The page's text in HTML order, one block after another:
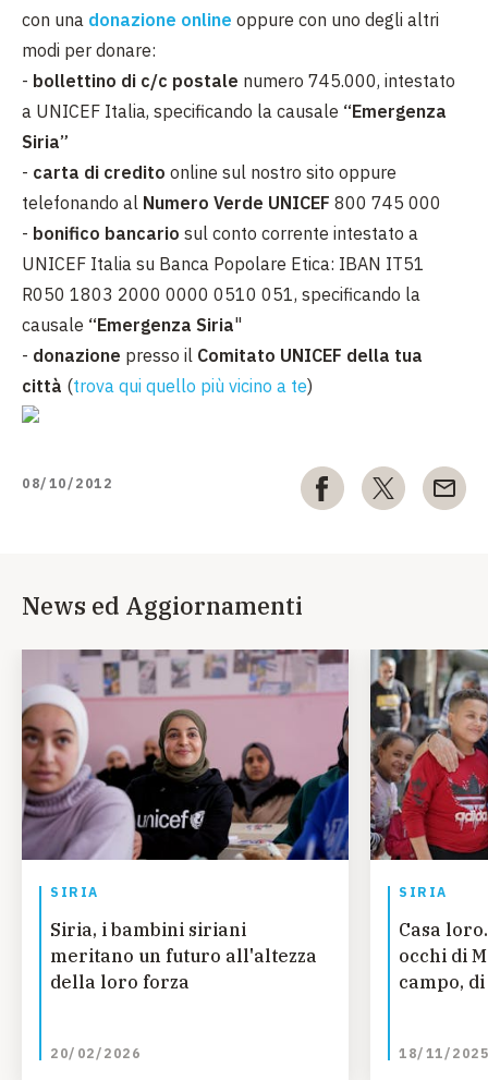
con una donazione online oppure con uno degli altri
modi per donare:
- bollettino di c/c postale numero 745.000, intestato
a UNICEF Italia, specificando la causale “Emergenza
Siria”
- carta di credito online sul nostro sito oppure
telefonando al Numero Verde UNICEF 800 745 000
- bonifico bancario sul conto corrente intestato a
UNICEF Italia su Banca Popolare Etica: IBAN IT51
R050 1803 2000 0000 0510 051, specificando la
causale “Emergenza Siria"
- donazione presso il Comitato UNICEF della tua
città (trova qui quello più vicino a te)
08/10/2012
News ed Aggiornamenti
SIRIA
Siria, i bambini siriani
meritano un futuro all'altezza
della loro forza
20/02/2026
SIRIA
Casa
occhi di
campo,
18/11/2025